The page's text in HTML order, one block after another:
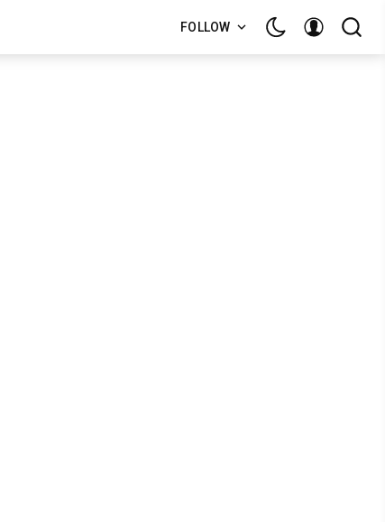
FOLLOW